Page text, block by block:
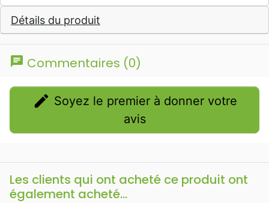
Détails du produit
chat Commentaires (0)
edit
avis
Les clients qui ont acheté ce produit ont
également acheté...